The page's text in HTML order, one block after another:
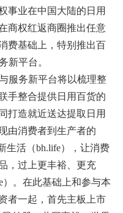
事业在中国大陆的日用
商权红返商圈推出任意
费基础上，特别推出百
新平台。
服务新平台将以梳理整
手整合提供日用百货的
打造就近送达提取日用
由消费者到生产者的
生活（bh.life），让消费
，过上更丰裕、更充
）。在此基础上和参与本
者一起，首先主板上市